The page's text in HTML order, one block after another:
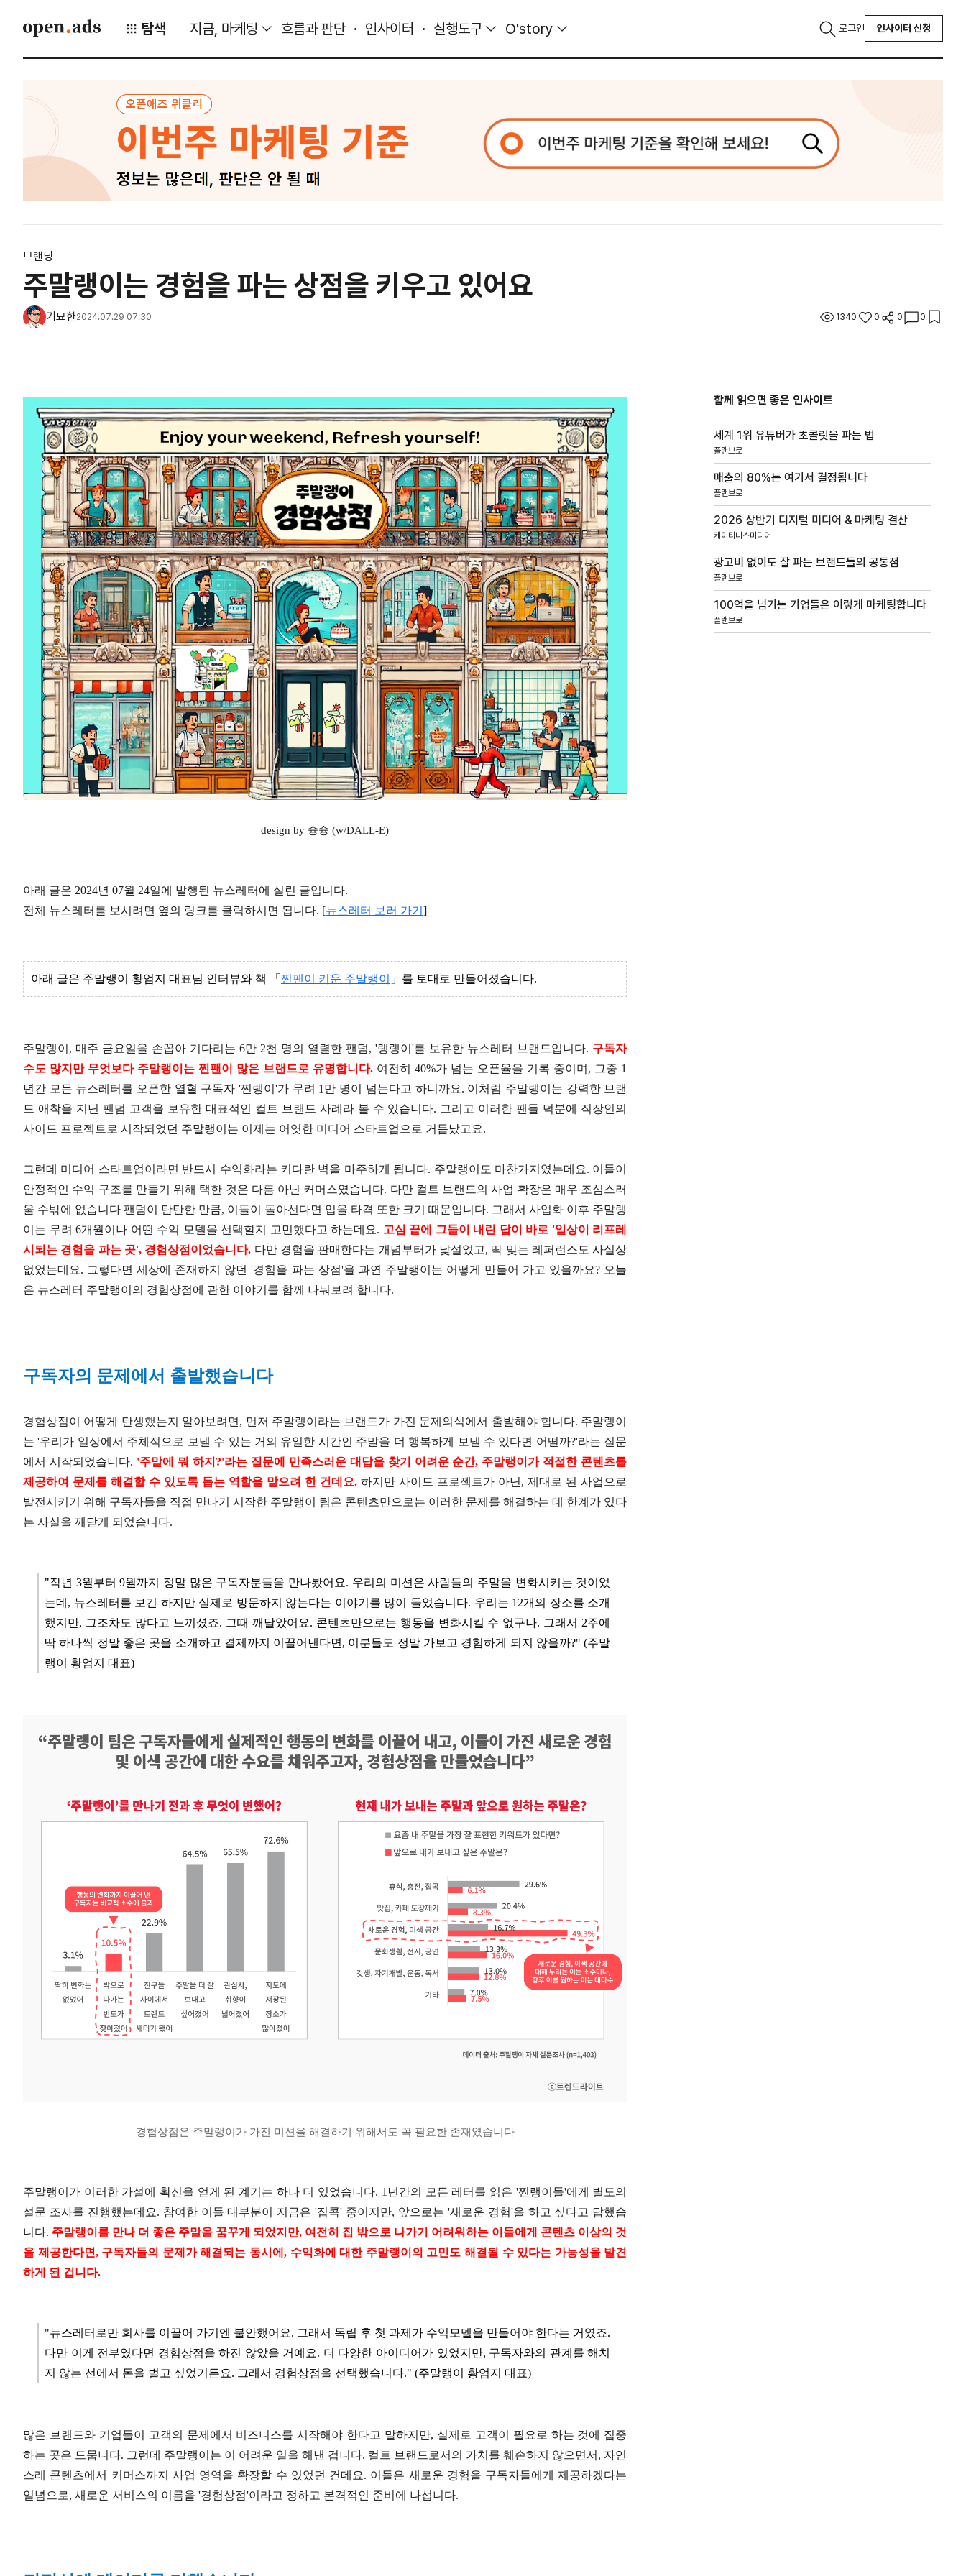
탐색 지금, 마케팅 흐름과 판단 인사이터 실행도구 O'story 로그인 인사이터 신청
브랜딩
주말랭이는 경험을 파는 상점을 키우고 있어요
기묘한2024.07.29 07:30 1340 0 0 0
design by 슝슝 (w/DALL-E)
아래 글은 2024년 07월 24일에 발행된 뉴스레터에 실린 글입니다.
전체 뉴스레터를 보시려면 옆의 링크를 클릭하시면 됩니다. [뉴스레터 보러 가기 ]
아래 글은 주말랭이 황엄지 대표님 인터뷰와 책 「 찐팬이 키운 주말랭이 」를 토대로 만들어졌습니다.
주말랭이, 매주 금요일을 손꼽아 기다리는 6만 2천 명의 열렬한 팬덤, '랭랭이'를 보유한 뉴스레터 브랜드입니다. 구독자
수도 많지만 무엇보다 주말랭이는 찐팬이 많은 브랜드로 유명합니다. 여전히 40%가 넘는 오픈율을 기록 중이며, 그중 1
년간 모든 뉴스레터를 오픈한 열혈 구독자 '찐랭이'가 무려 1만 명이 넘는다고 하니까요. 이처럼 주말랭이는 강력한 브랜
드 애착을 지닌 팬덤 고객을 보유한 대표적인 컬트 브랜드 사례라 볼 수 있습니다. 그리고 이러한 팬들 덕분에 직장인의
사이드 프로젝트로 시작되었던 주말랭이는 이제는 어엿한 미디어 스타트업으로 거듭났고요.
그런데 미디어 스타트업이라면 반드시 수익화라는 커다란 벽을 마주하게 됩니다. 주말랭이도 마찬가지였는데요. 이들이
안정적인 수익 구조를 만들기 위해 택한 것은 다름 아닌 커머스였습니다. 다만 컬트 브랜드의 사업 확장은 매우 조심스러
울 수밖에 없습니다 팬덤이 탄탄한 만큼, 이들이 돌아선다면 입을 타격 또한 크기 때문입니다. 그래서 사업화 이후 주말랭
이는 무려 6개월이나 어떤 수익 모델을 선택할지 고민했다고 하는데요. 고심 끝에 그들이 내린 답이 바로 '일상이 리프레
시되는 경험을 파는 곳', 경험상점이었습니다. 다만 경험을 판매한다는 개념부터가 낯설었고, 딱 맞는 레퍼런스도 사실상
없었는데요. 그렇다면 세상에 존재하지 않던 '경험을 파는 상점'을 과연 주말랭이는 어떻게 만들어 가고 있을까요? 오늘
은 뉴스레터 주말랭이의 경험상점에 관한 이야기를 함께 나눠보려 합니다.
구독자의 문제에서 출발했습니다
경험상점이 어떻게 탄생했는지 알아보려면, 먼저 주말랭이라는 브랜드가 가진 문제의식에서 출발해야 합니다. 주말랭이
는 '우리가 일상에서 주체적으로 보낼 수 있는 거의 유일한 시간인 주말을 더 행복하게 보낼 수 있다면 어떨까?'라는 질문
에서 시작되었습니다. '주말에 뭐 하지?'라는 질문에 만족스러운 대답을 찾기 어려운 순간, 주말랭이가 적절한 콘텐츠를
제공하여 문제를 해결할 수 있도록 돕는 역할을 맡으려 한 건데요.하지만 사이드 프로젝트가 아닌, 제대로 된 사업으로
발전시키기 위해 구독자들을 직접 만나기 시작한 주말랭이 팀은 콘텐츠만으로는 이러한 문제를 해결하는 데 한계가 있다
는 사실을 깨닫게 되었습니다.
"작년 3월부터 9월까지 정말 많은 구독자분들을 만나봤어요. 우리의 미션은 사람들의 주말을 변화시키는 것이었
는데, 뉴스레터를 보긴 하지만 실제로 방문하지 않는다는 이야기를 많이 들었습니다. 우리는 12개의 장소를 소개
했지만, 그조차도 많다고 느끼셨죠. 그때 깨달았어요. 콘텐츠만으로는 행동을 변화시킬 수 없구나. 그래서 2주에
딱 하나씩 정말 좋은 곳을 소개하고 결제까지 이끌어낸다면, 이분들도 정말 가보고 경험하게 되지 않을까?" (주말
랭이 황엄지 대표)
경험상점은 주말랭이가 가진 미션을 해결하기 위해서도 꼭 필요한 존재였습니다
주말랭이가 이러한 가설에 확신을 얻게 된 계기는 하나 더 있었습니다. 1년간의 모든 레터를 읽은 '찐랭이들'에게 별도의
설문 조사를 진행했는데요. 참여한 이들 대부분이 지금은 '집콕' 중이지만, 앞으로는 '새로운 경험'을 하고 싶다고 답했습
니다. 주말랭이를 만나 더 좋은 주말을 꿈꾸게 되었지만, 여전히 집 밖으로 나가기 어려워하는 이들에게 콘텐츠 이상의 것
을 제공한다면, 구독자들의 문제가 해결되는 동시에, 수익화에 대한 주말랭이의 고민도 해결될 수 있다는 가능성을 발견
하게 된 겁니다.
"뉴스레터로만 회사를 이끌어 가기엔 불안했어요. 그래서 독립 후 첫 과제가 수익모델을 만들어야 한다는 거였죠.
다만 이게 전부였다면 경험상점을 하진 않았을 거예요. 더 다양한 아이디어가 있었지만, 구독자와의 관계를 해치
지 않는 선에서 돈을 벌고 싶었거든요. 그래서 경험상점을 선택했습니다." (주말랭이 황엄지 대표)
많은 브랜드와 기업들이 고객의 문제에서 비즈니스를 시작해야 한다고 말하지만, 실제로 고객이 필요로 하는 것에 집중
하는 곳은 드뭅니다. 그런데 주말랭이는 이 어려운 일을 해낸 겁니다. 컬트 브랜드로서의 가치를 훼손하지 않으면서, 자연
스레 콘텐츠에서 커머스까지 사업 영역을 확장할 수 있었던 건데요. 이들은 새로운 경험을 구독자들에게 제공하겠다는
일념으로, 새로운 서비스의 이름을 '경험상점'이라고 정하고 본격적인 준비에 나섭니다.
함께 읽으면 좋은 인사이트
세계 1위 유튜버가 초콜릿을 파는 법
플랜브로
매출의 80%는 여기서 결정됩니다
플랜브로
2026 상반기 디지털 미디어 & 마케팅 결산
케이티나스미디어
광고비 없이도 잘 파는 브랜드들의 공통점
플랜브로
100억을 넘기는 기업들은 이렇게 마케팅합니다
플랜브로